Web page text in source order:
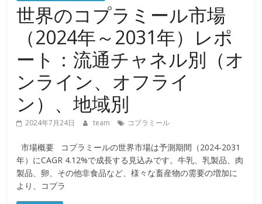
世界のコプラミール市場
（2024年～2031年）レポ
ート：流通チャネル別（オ
ンライン、オフライ
ン）、地域別
2024年7月24日 team コプラミール
市場概要 コプラミールの世界市場は予測期間（2024-2031
年）にCAGR 4.12%で成長する見込みです。牛乳、乳製品、肉
製品、卵、その他非食品など、様々な畜産物の需要の増加に
より、コプラ